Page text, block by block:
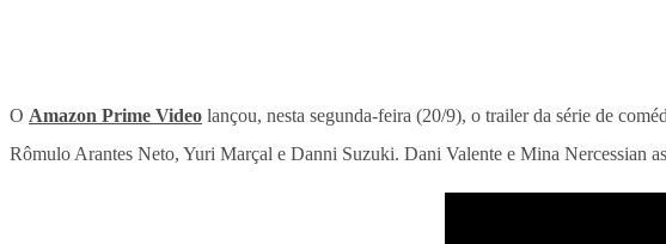
O Amazon Prime Video lançou, nesta segunda-feira (20/9), o trailer da série de
Rômulo Arantes Neto, Yuri Marçal e Danni Suzuki. Dani Valente e Mina Nercessian